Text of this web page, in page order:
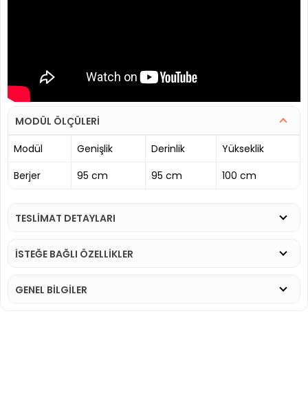
MODÜL ÖLÇÜLERİ
Modül
Genişlik Derinlik
Yükseklik
Berjer
95 cm 95 cm 100 cm
TESLİMAT DETAYLARI
İSTEĞE BAĞLI ÖZELLİKLER
GENEL BİLGİLER